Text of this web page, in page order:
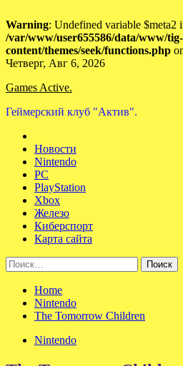
Warning: Undefined variable $meta2
/var/www/user655586/data/www/
content/themes/seek/functions.php
Skip
content
Четверг, Авг 6, 2026
Games Active.
Геймерский клуб "Актив".
Новости
Nintendo
PC
PlayStation
Xbox
Железо
Киберспорт
Карта сайта
Найти:
Home
Nintendo
The Tomorrow Children
Nintendo